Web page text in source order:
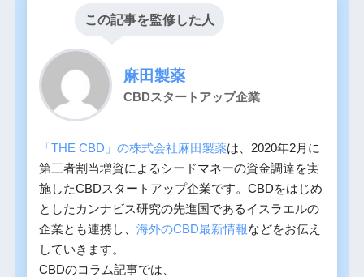
この記事を監修した人
麻田製薬
CBDスタートアップ企業
「THE CBD」の株式会社麻田製薬は、2020年2月に
第三者割当増資によるシードマネーの資金調達を実
施したCBDスタートアップ企業です。CBDをはじめ
としたカンナビス研究の先進国であるイスラエルの
企業とも連携し、 海外のCBD最新情報などをお伝え
していきます。
CBDのコラム記事では、